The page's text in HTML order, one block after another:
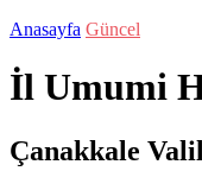
Anasayfa Güncel
İl Umumi
Çanakkale